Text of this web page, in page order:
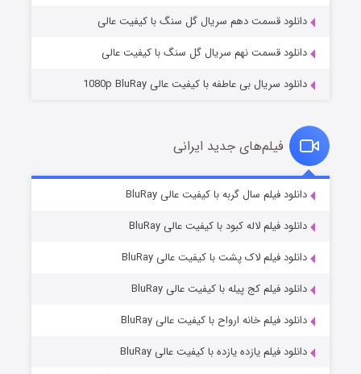
قسمت۷ (زیرنویس) منتشر شد
دانلود قسمت دهم سریال گل سنگ با کیفیت عالی
دانلود قسمت نهم سریال گل سنگ با کیفیت عالی
دانلود سریال بی عاطفه با کیفیت عالی 1080p BluRay
فیلم‌های جدید ایرانی
دانلود فیلم سال گربه با کیفیت عالی BluRay
دانلود فیلم لاله کبود با کیفیت عالی BluRay
دانلود فیلم لاک پشت با کیفیت عالی BluRay
دانلود فیلم کج‌ پیله با کیفیت عالی BluRay
دانلود فیلم خانه ارواح با کیفیت عالی BluRay
دانلود فیلم یازده یازده با کیفیت عالی BluRay